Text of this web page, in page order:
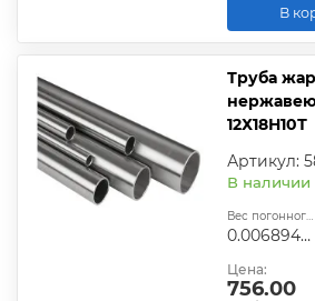
В
Труба
12Х18Н10Т
Артикул:
В наличии
Вес погонного метра, т.:
0.00689448
Цена:
756.00